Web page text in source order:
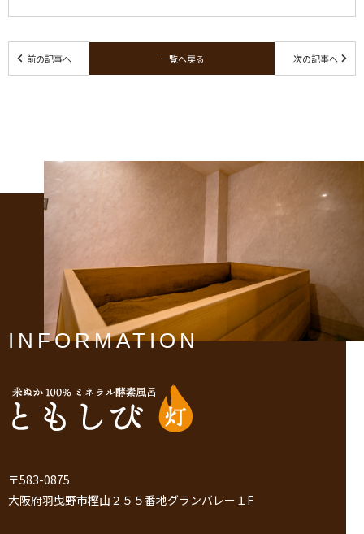
前の記事へ 一覧へ戻る 次の記事へ
INFORMATION
〒583-0875
大阪府羽曳野市樫山２５５番地グランバレー１F